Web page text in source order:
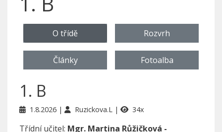
O třídě Rozvrh
Články Fotoalba
1. B
1.8.2026 Ruzickova.L 34x
Třídní učitel: Mgr. Martina Růžičková -